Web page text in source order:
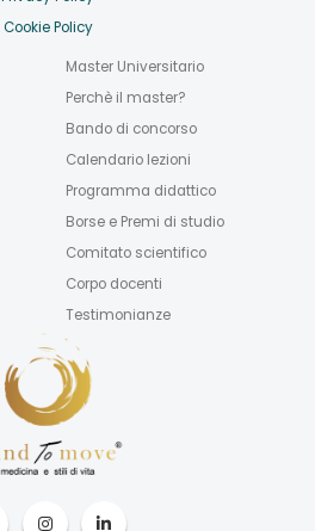
Cookie Policy
Master Universitario
Perchè il master?
Bando di concorso
Calendario lezioni
Programma didattico
Borse e Premi di studio
Comitato scientifico
Corpo docenti
Testimonianze